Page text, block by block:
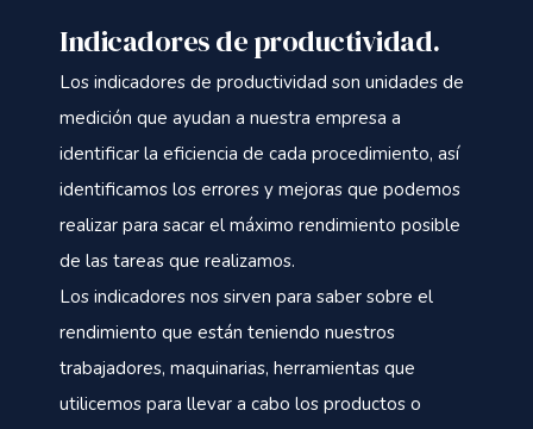
Indicadores de productividad.
Los indicadores de productividad son unidades de
medición que ayudan a nuestra empresa a
identificar la eficiencia de cada procedimiento, así
identificamos los errores y mejoras que podemos
realizar para sacar el máximo rendimiento posible
de las tareas que realizamos.
Los indicadores nos sirven para saber sobre el
rendimiento que están teniendo nuestros
trabajadores, maquinarias, herramientas que
utilicemos para llevar a cabo los productos o